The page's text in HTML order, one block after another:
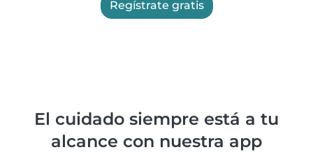
Regístrate gratis
El cuidado siempre está a tu
alcance con nuestra app